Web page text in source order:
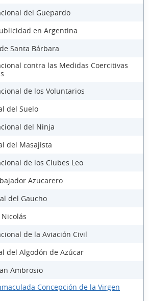
del Guepardo
en Argentina
Santa Bárbara
contra las Medidas Coercitivas
de los Voluntarios
del Suelo
del Ninja
del Masajista
de los Clubes Leo
Azucarero
del Gaucho
de la Aviación Civil
del Algodón de Azúcar
Ambrosio
Concepción de la Virgen